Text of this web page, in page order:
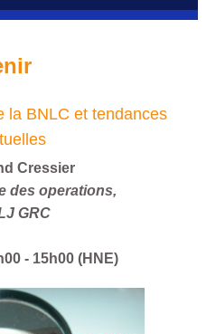
la BNLC et tendances
Cressier
des operations,
GRC
- 15h00 (HNE)